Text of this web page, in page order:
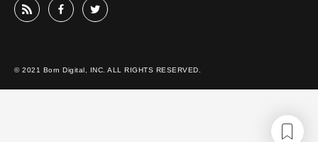
© 2021 Born Digital, INC. ALL RIGHTS RESERVED.